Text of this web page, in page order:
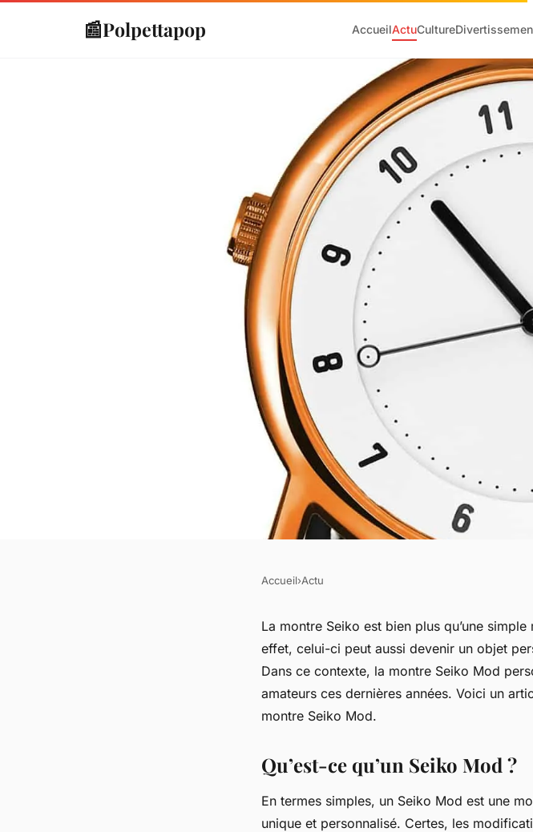
📰Polpettapop AccueilActuCulture
Montre Seiko Mod : Un objet
passion et de créativité
Accueil›Actu
La montre Seiko est bien plus qu’une
effet, celui-ci peut aussi devenir un objet
Dans ce contexte, la montre Seiko Mod
amateurs ces dernières années. Voici un
montre Seiko Mod.
Qu’est-ce qu’un Seiko Mod ?
En termes simples, un Seiko Mod est une
unique et personnalisé. Certes, les